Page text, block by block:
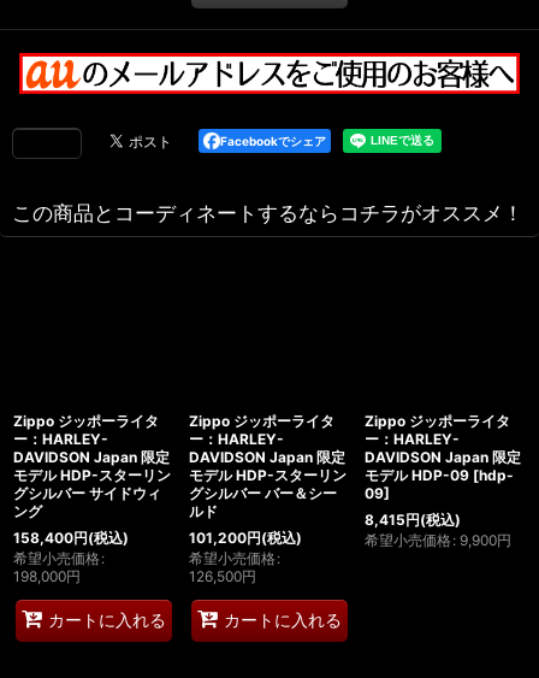
Facebookでシェア
この商品とコーディネートするならコチラがオススメ！
Zippo ジッポーライタ
ー：HARLEY-
DAVIDSON Japan 限定
モデル HDP-スターリン
グシルバー サイドウィ
ング
158,400円(税込)
希望小売価格 :
198,000円
カートに入れる
Zippo ジッポーライタ
ー：HARLEY-
DAVIDSON Japan 限定
モデル HDP-スターリン
グシルバー バー＆シー
ルド
101,200円(税込)
希望小売価格 :
126,500円
カートに入れる
Zippo ジッポーライタ
ー：HARLEY-
DAVIDSON Japan 限定
モデル HDP-09 [hdp-
09]
8,415円(税込)
希望小売価格 : 9,900円